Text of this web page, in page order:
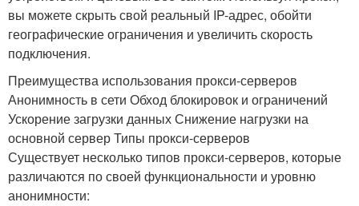
вы можете скрыть свой реальный IP-адрес, обойти
географические ограничения и увеличить скорость
подключения.
Преимущества использования прокси-серверов
Анонимность в сети Обход блокировок и ограничений
Ускорение загрузки данных Снижение нагрузки на
основной сервер Типы прокси-серверов
Существует несколько типов прокси-серверов, которые
различаются по своей функциональности и уровню
анонимности: